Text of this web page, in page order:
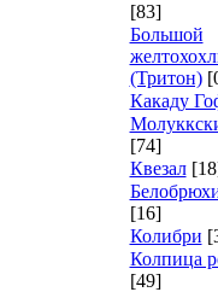
[83]
Большой
(Тритон)
Какаду
[74]
Квезал
[16]
Колибри
Колпица
[49]